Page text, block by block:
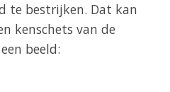
te bestrijken. Dat kan
kenschets van de
beeld: